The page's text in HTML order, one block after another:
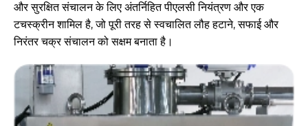
और सुरक्षित संचालन के लिए अंतर्निहित पीएलसी नियंत्रण और एक
टचस्क्रीन शामिल है, जो पूरी तरह से स्वचालित लौह हटाने, सफाई और
निरंतर चक्र संचालन को सक्षम बनाता है।